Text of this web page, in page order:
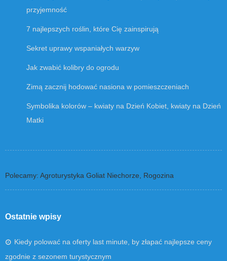
przyjemność
7 najlepszych roślin, które Cię zainspirują
Sekret uprawy wspaniałych warzyw
Jak zwabić kolibry do ogrodu
Zimą zacznij hodować nasiona w pomieszczeniach
Symbolika kolorów – kwiaty na Dzień Kobiet, kwiaty na Dzień
Matki
Polecamy: Agroturystyka Goliat Niechorze, Rogozina
Ostatnie wpisy
Kiedy polować na oferty last minute, by złapać najlepsze ceny
zgodnie z sezonem turystycznym